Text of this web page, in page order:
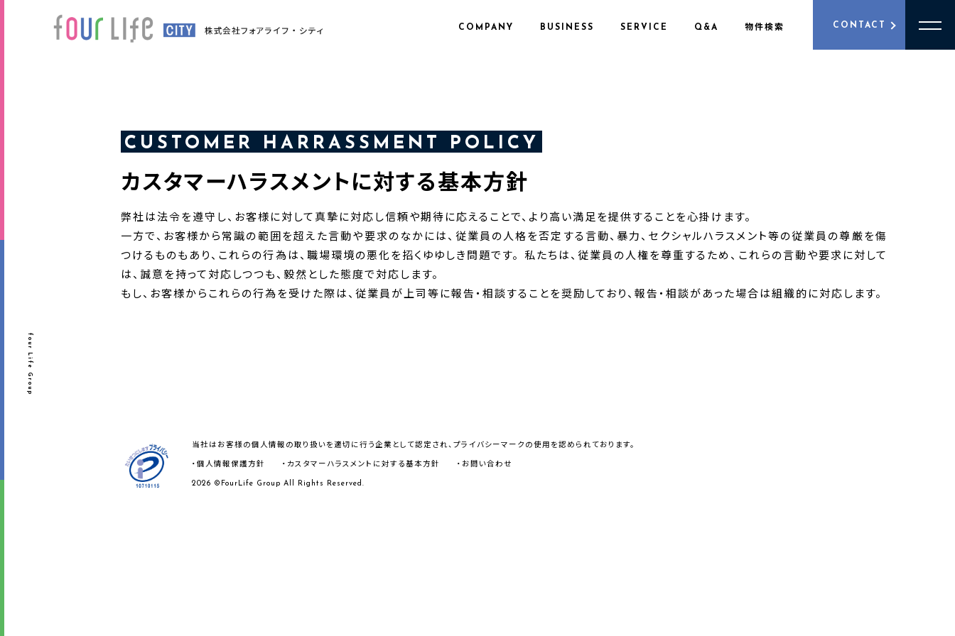
four Life Group
COMPANY BUSINESS SERVICE Q&A 物件検索 CONTACT
CUSTOMER HARRASSMENT POLICY
カスタマーハラスメントに対する基本方針
弊社は法令を遵守し、お客様に対して真摯に対応し信頼や期待に応えることで、より高い満足を提供することを心掛けます。
一方で、お客様から常識の範囲を超えた言動や要求のなかには、従業員の人格を否定する言動、暴力、セクシャルハラスメント等の従業員の尊厳を傷
つけるものもあり、これらの行為は、職場環境の悪化を招くゆゆしき問題です。 私たちは、従業員の人権を尊重するため、これらの言動や要求に対して
は、誠意を持って対応しつつも、毅然とした態度で対応します。
もし、お客様からこれらの行為を受けた際は、従業員が上司等に報告・相談することを奨励しており、報告・相談があった場合は組織的に対応します。
当社はお客様の個人情報の取り扱いを適切に行う企業として認定され、プライバシーマークの使用を認められております。
・個人情報保護方針 ・カスタマーハラスメントに対する基本方針 ・お問い合わせ
2026 ©FourLife Group All Rights Reserved.